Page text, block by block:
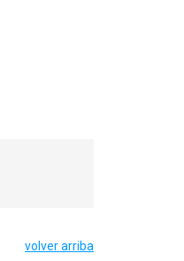
volver arriba